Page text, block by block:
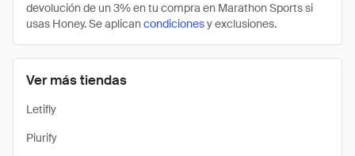
Ver más tiendas
Letifly
Piurify
devolución de un 3% en tu compra en Marathon Sports si
usas Honey. Se aplicancondicionesy exclusiones.